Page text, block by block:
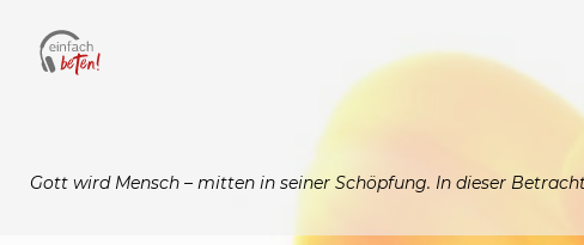
Gott wird Mensch – mitten in seiner Schöpfung. In dieser